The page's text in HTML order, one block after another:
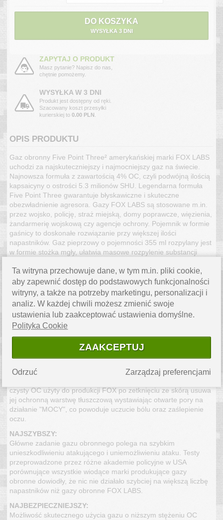
DO KOSZYKA
WYSYŁKA 3 DNI
ZAPYTAJ O PRODUKT
Masz pytanie? Napisz do nas,
chętnie pomożemy.
WYSYŁKA W 3 DNI
Produkt jest dostępny od ręki.
Szacowany koszt przesyłki
kurierskiej to 0.00 PLN
OPIS PRODUKTU
Gaz obronny Five Point Three² amerykańskiej marki FOX LABS
uchodzi za najskuteczniejszy i najmocniejszy gaz na świecie.
Najnowsza formuła z zawartością 4% OC, czyli podwójną ilością
kapsaicyny o ostrości 5.3 milionów SHU. Legendarna formuła
Five Point Three gwarantuje błyskawiczne i skuteczne
obezwładnienie agresora. Gazy FOX LABS są stosowane m.in.
przez wojsko, policję, straż miejską, domy poprawcze, więzienia,
żandarmerię wojskową czy agencje ochrony. Pojemnik w formie
gaśnicy to doskonałe rozwiązanie przy większej ilości
napastników. Gaz pieprzowy o pojemności 355 ml rozpylany jest
w formie stożka mgły, ułatwia masowe rozpylenie substancji
osoby pod wpływem alkoholu i narkotyków. Zawiera barwnik UV,
który pomaga identyfikację napastnika, nawet po ucieczce.
Posiada blokadę zabezpieczającą przed przypadkowym użyciem
gazu. Gazy FOX LABS posiadają substancję o niesamowitej
mocy, ale jednocześnie są najbezpieczniejsze.
NAJMOCNIEJSZY ( O NAJWIĘKSZEJ OSTROŚCI 5,3 miliona
Oznacza to, że użyto najintensywniejszych substancji. Nikt,
oprócz FOX LABS INTERNATIONAL nie używa OC w czystej
właśnie stopnia czystości składników w produktach FOX, co daje
czysty OC użyty do produkcji FOX po zetknięciu ze skórą usuwa
jej ochronną warstwę tłuszczową wystawiając otwarte pory na
działanie "MOCY", co powoduje uczucie bólu oraz zaślepienie
oczu.
NAJSZYBSZY:
Główne zadanie gazu obronnego polega na szybkim
unieszkodliwieniu atakującego i uniemożliwieniu ataku. Testy
przeprowadzone przez różne akademie policyjne w USA
porównujące wszystkie wiodące marki produkujące gazy
obronne dowiodły, że nic nie działało szybciej na większą liczbę
napastników niż gazy obronne FOX LABS.
NAJBEZPIECZNIEJSZY:
Możliwość skutecznego użycia gazu o niższym stężeniu OC
Ta witryna przechowuje dane, w tym m.in. pliki cookie,
aby zapewnić dostęp do podstawowych funkcjonalności
witryny, a także na potrzeby marketingu, personalizacji i
analiz. W każdej chwili możesz zmienić swoje
ustawienia lub zaakceptować ustawienia domyślne.
Polityka Cookie
ZAAKCEPTUJ
Zarządzaj preferencjami
Odrzuć